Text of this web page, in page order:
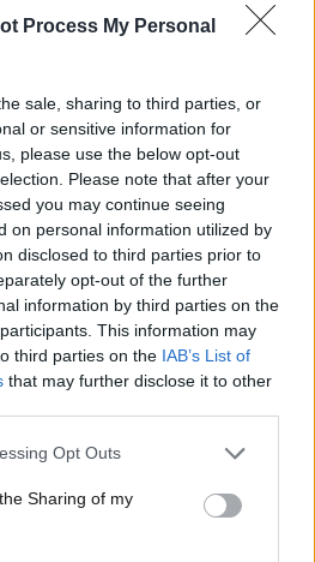
Process My Personal
sale, sharing to third parties, or
or sensitive information for
please use the below opt-out
Please note that after your
you may continue seeing
on personal information utilized by
disclosed to third parties prior to
opt-out of the further
information by third parties on the
This information may
third parties on the IAB’s List of
that may further disclose it to other
app uses one or more Google
usage behaviour. You may click to
and its third-party tags to
purposes in below Google
Opt Outs
Sharing of my
και ασθενοφόρου στην
– Στο νοσοκομείο οι